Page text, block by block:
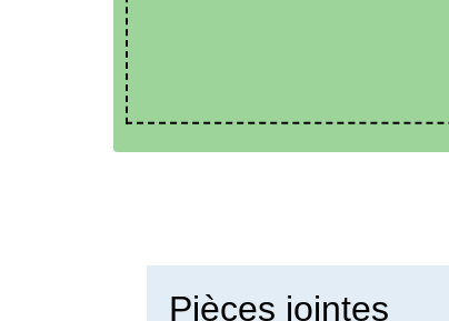
Pièces jointes